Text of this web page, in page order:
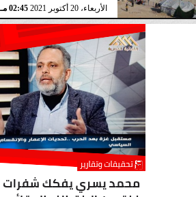
الأربعاء، 20 أكتوبر 2021 02:45 مـ